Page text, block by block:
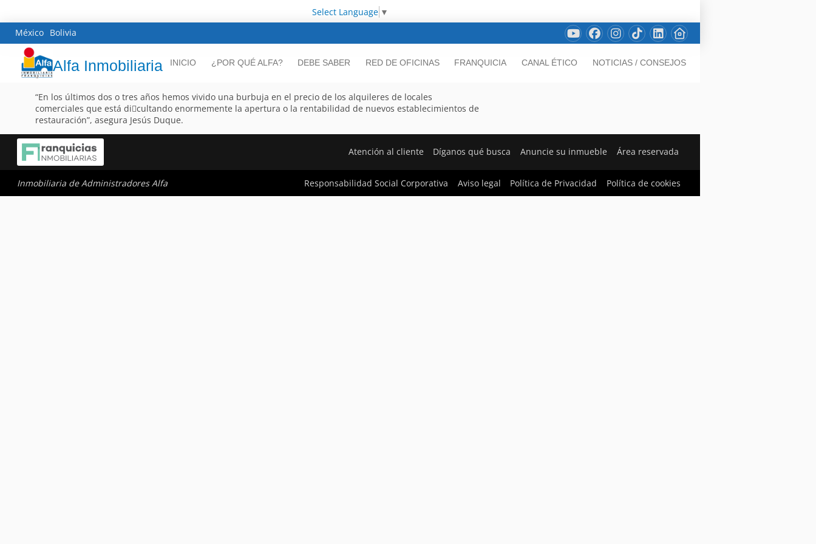
Select Language ▼
México Bolivia
Alfa Inmobiliaria INICIO ¿POR QUÉ ALFA? DEBE SABER RED DE OFICINAS FRANQUICIA CANAL ÉTICO NOTICIAS / CONSEJOS
“En los últimos dos o tres años hemos vivido una burbuja en el precio de los alquileres de locales
comerciales que está di􀂦cultando enormemente la apertura o la rentabilidad de nuevos establecimientos de
restauración”, asegura Jesús Duque.
Atención al cliente Díganos qué busca Anuncie su inmueble Área reservada
Inmobiliaria de Administradores Alfa Responsabilidad Social Corporativa Aviso legal Política de Privacidad Política de cookies